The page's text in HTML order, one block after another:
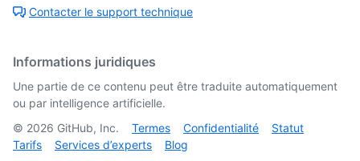
Contacter le support technique
Informations juridiques
Une partie de ce contenu peut être traduite automatiquement
ou par intelligence artificielle.
© 2026 GitHub, Inc. Termes Confidentialité
Statut
Tarifs
Services d’experts Blog